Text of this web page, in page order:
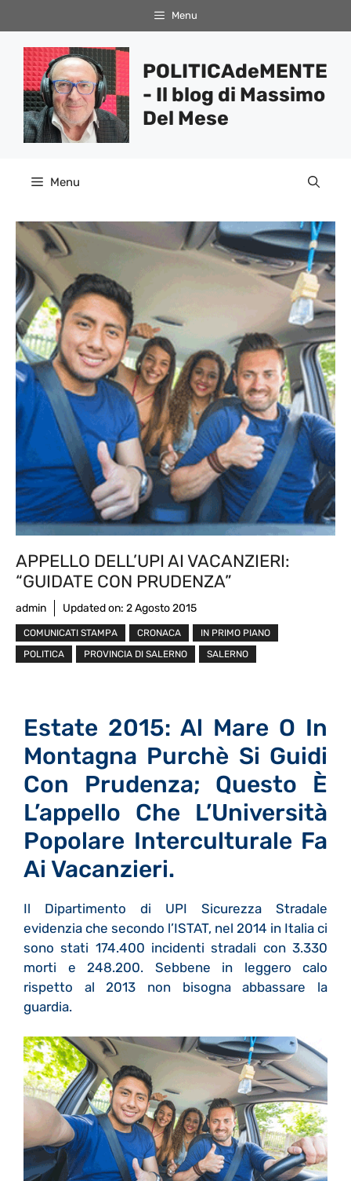
al
contenuto
Menu
POLITICAdeMENTE
- Il blog di Massimo
Del Mese
Menu
APPELLO DELL’UPI AI VACANZIERI:
“GUIDATE CON PRUDENZA”
admin Updated on: 2 Agosto 2015
COMUNICATI STAMPA CRONACA
IN PRIMO PIANO
POLITICA
PROVINCIA DI SALERNO SALERNO
Estate 2015: Al Mare O In
Montagna Purchè Si Guidi
Con Prudenza; Questo È
L’appello Che L’Università
Popolare Interculturale Fa
Ai Vacanzieri.
Il Dipartimento di UPI Sicurezza Stradale
evidenzia che secondo l’ISTAT, nel 2014 in Italia ci
sono stati 174.400 incidenti stradali con 3.330
morti e 248.200. Sebbene in leggero calo
rispetto al 2013 non bisogna abbassare la
guardia.